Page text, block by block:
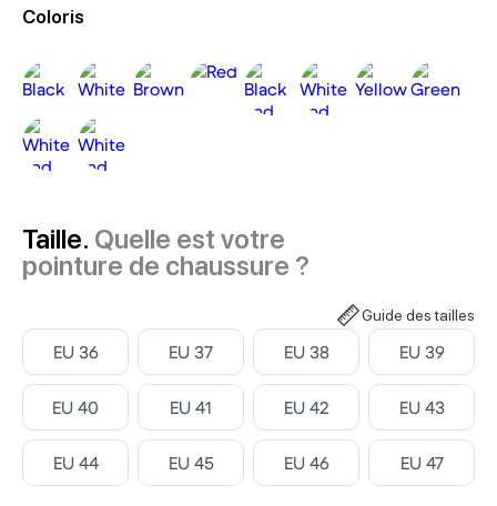
Coloris
Taille. Quelle est votre
pointure de chaussure ?
Guide des tailles
Select
EU 36 Select
EU 37 Select
EU 38 Select
EU 39
Select
EU 40 Select
EU 41 Select
EU 42 Select
EU 43
Select
EU 44 Select
EU 45 Select
EU 46 Select
EU 47